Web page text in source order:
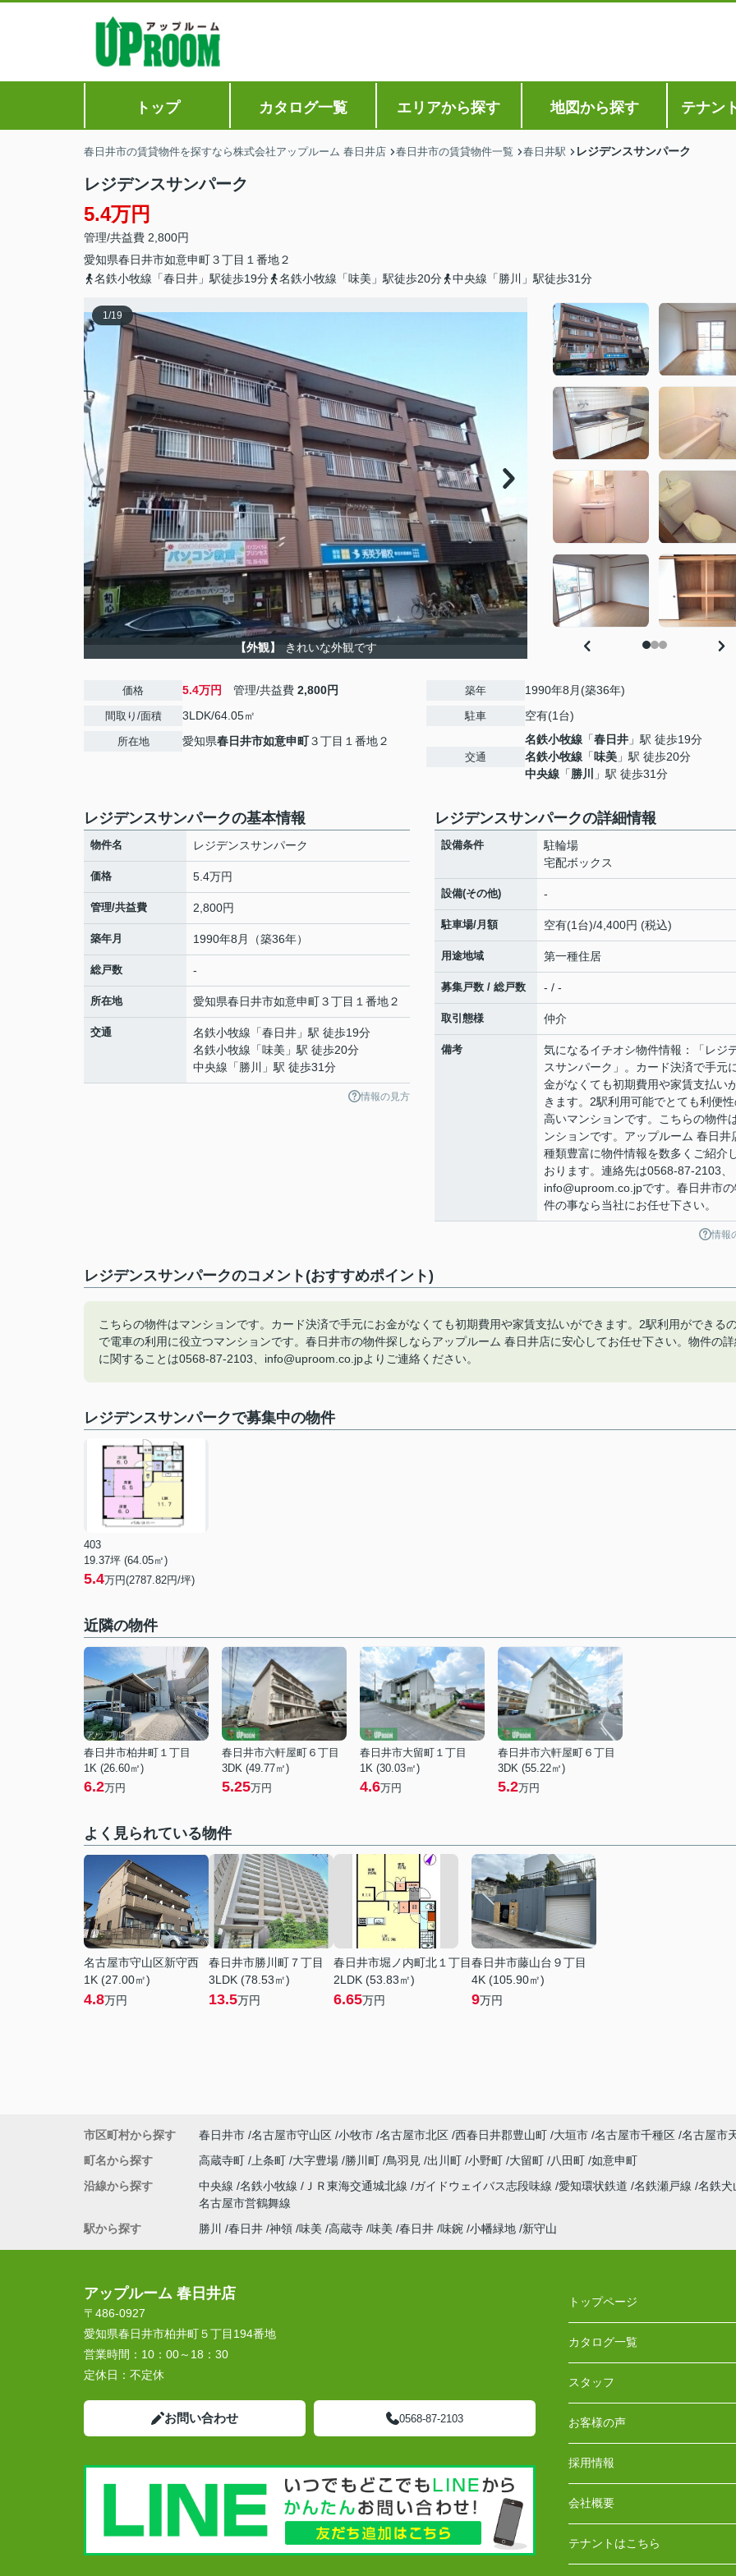
トップ カタログ一覧 エリアから探す 地図から探す テナン
春日井市の賃貸物件を探すなら株式会社アップルーム 春日井店 春日井市の賃貸物件一覧 春日井駅 レジデンスサンパーク
レジデンスサンパーク
5.4万円
管理/共益費 2,800円
愛知県春日井市如意申町３丁目１番地２
名鉄小牧線「春日井」駅徒歩19分
名鉄小牧線「味美」駅徒歩20分 中央線「勝川」駅徒歩31分
1/19
【外観】 きれいな外観です
価格 5.4万円 管理/共益費 2,800円
間取り/面積 3LDK/64.05㎡
所在地 愛知県春日井市如意申町３丁目１番地２
築年 1990年8月(築36年)
駐車 空有(1台)
交通
名鉄小牧線 「春日井 」駅 徒歩19分
名鉄小牧線 「 味美 」駅 徒歩20分
中央線 「勝川 」駅 徒歩31分
レジデンスサンパークの基本情報
物件名 レジデンスサンパーク
価格 5.4万円
管理/共益費 2,800円
築年月 1990年8月（築36年）
総戸数 -
所在地 愛知県春日井市如意申町３丁目１番地２
交通 名鉄小牧線 「春日井 」駅 徒歩19分
名鉄小牧線 「味美 」駅 徒歩20分
中央線 「 勝川 」駅 徒歩31分
情報の見方
レジデンスサンパークの詳細情報
設備条件
駐輪場
宅配ボックス
設備(その他) -
駐車場/月額 空有(1台)/4,400円 (税込)
用途地域 第一種住居
募集戸数 / 総戸数 - / -
取引態様 仲介
備考
気になるイチオシ物件情報：「レジ
スサンパーク」。カード決済で手元
金がなくても初期費用や家賃支払い
きます。2駅利用可能でとても利便
高いマンションです。こちらの物件
ンションです。アップルーム 春日井
種類豊富に物件情報を数多くご紹介
おります。連絡先は0568-87-2103、
info@uproom.co.jpです。春日井市の
件の事なら当社にお任せ下さい。
情報
レジデンスサンパークのコメント(おすすめポイント)
こちらの物件はマンションです。カード決済で手元にお金がなくても初期費用や家賃支払いができます。2駅利用ができる
で電車の利用に役立つマンションです。春日井市の物件探しならアップルーム 春日井店に安心してお任せ下さい。物件の詳
に関することは0568-87-2103、info@uproom.co.jpよりご連絡ください。
レジデンスサンパークで募集中の物件
403
19.37坪 (64.05㎡)
5.4万円(2787.82円/坪)
近隣の物件
春日井市柏井町１丁目
1K (26.60㎡)
6.2万円
春日井市六軒屋町６丁目
3DK (49.77㎡)
5.25万円
春日井市大留町１丁目
1K (30.03㎡)
4.6万円
春日井市六軒屋町６丁目
3DK (55.22㎡)
5.2万円
よく見られている物件
名古屋市守山区新守西
1K (27.00㎡)
4.8万円
春日井市勝川町７丁目
3LDK (78.53㎡)
13.5万円
春日井市堀ノ内町北１丁目
2LDK (53.83㎡)
6.65万円
春日井市藤山台９丁目
4K (105.90㎡)
9万円
市区町村から探す 春日井市 名古屋市守山区 小牧市 名古屋市北区 西春日井郡豊山町 大垣市 名古屋市千種区 名古屋市
町名から探す
高蔵寺町 上条町 大字豊場 勝川町 鳥羽見 出川町 小野町 大留町 八田町 如意申町
沿線から探す
中央線 名鉄小牧線 ＪＲ東海交通城北線 ガイドウェイバス志段味線 愛知環状鉄道 名鉄瀬戸線 名鉄犬
名古屋市営鶴舞線
駅から探す
勝川 春日井 神領 味美 高蔵寺 味美 春日井 味鋺 小幡緑地 新守山
アップルーム 春日井店
〒486-0927
愛知県春日井市柏井町５丁目194番地
営業時間： 10：00～18：30
定休日： 不定休
お問い合わせ 0568-87-2103
トップページ
カタログ一覧
スタッフ
お客様の声
採用情報
会社概要
テナントはこちら